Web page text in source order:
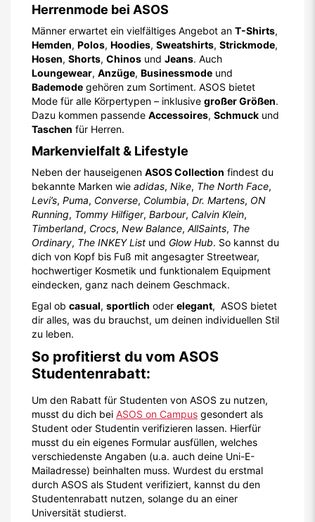
Herrenmode bei ASOS
Männer erwartet ein vielfältiges Angebot an T-Shirts,
Hemden, Polos, Hoodies, Sweatshirts, Strickmode,
Hosen, Shorts, Chinos und Jeans. Auch
Loungewear, Anzüge, Businessmode und
Bademode gehören zum Sortiment. ASOS bietet
Mode für alle Körpertypen – inklusive großer Größen.
Dazu kommen passende Accessoires, Schmuck und
Taschen für Herren.
Markenvielfalt & Lifestyle
Neben der hauseigenen ASOS Collection findest du
bekannte Marken wie adidas, Nike, The North Face,
Levi’s, Puma, Converse, Columbia, Dr. Martens, ON
Running, Tommy Hilfiger, Barbour, Calvin Klein,
Timberland, Crocs, New Balance, AllSaints, The
Ordinary, The INKEY List und Glow Hub. So kannst du
dich von Kopf bis Fuß mit angesagter Streetwear,
hochwertiger Kosmetik und funktionalem Equipment
eindecken, ganz nach deinem Geschmack.
Egal ob casual, sportlich oder elegant, ASOS bietet
dir alles, was du brauchst, um deinen individuellen Stil
zu leben.
So profitierst du vom ASOS
Studentenrabatt:
Um den Rabatt für Studenten von ASOS zu nutzen,
musst du dich bei ASOS on Campus gesondert als
Student oder Studentin verifizieren lassen. Hierfür
musst du ein eigenes Formular ausfüllen, welches
verschiedenste Angaben (u.a. auch deine Uni-E-
Mailadresse) beinhalten muss. Wurdest du erstmal
durch ASOS als Student verifiziert, kannst du den
Studentenrabatt nutzen, solange du an einer
Universität studierst.